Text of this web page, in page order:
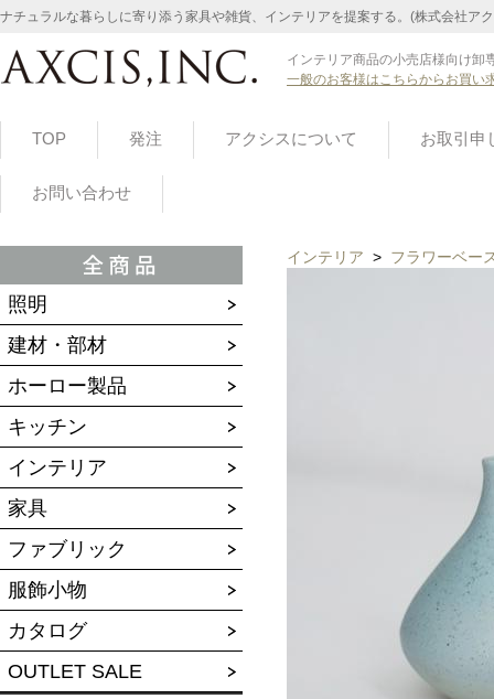
ナチュラルな暮らしに寄り添う家具や雑貨、インテリアを提案する。(株式会社ア
インテリア商品の小売店様向け卸
一般のお客様はこちらからお買い
TOP 発注 アクシスについて お取引申
お問い合わせ
照明
建材・部材
ホーロー製品
キッチン
インテリア
家具
ファブリック
服飾小物
カタログ
OUTLET SALE
インテリア > フラワーベー